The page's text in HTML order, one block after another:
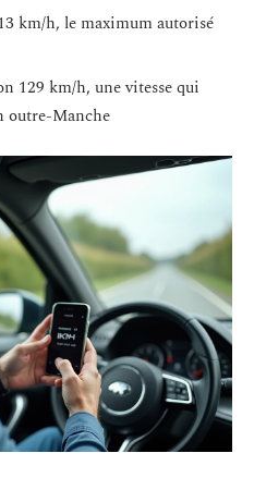
km/h, le maximum autorisé
129 km/h, une vitesse qui
outre-Manche